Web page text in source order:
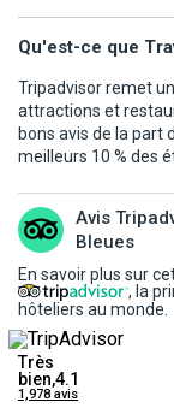
départ. Chaque
se trouvant sur son
représentant local.
communiqués par
* Les compagnies
autorisations
* Les frais
les frais d'entrée
charge du client en
réglés.
* L'homologation et
Qu'est-ce que
Tripadvisor remet
attractions et
bons avis de la part
meilleurs 10 % des
Avis
Bleues
En savoir plus sur
, la
hôteliers au monde.
Très
bien,4.1
1,978 avis